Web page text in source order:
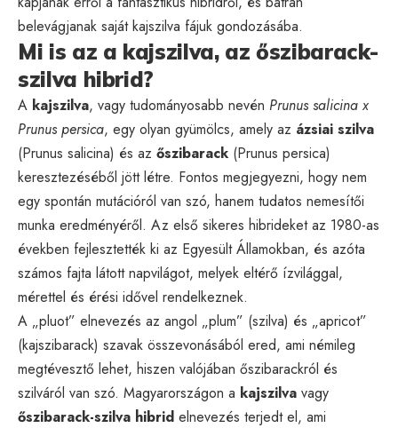
belevágjanak saját kajszilva fájuk gondozásába.
Mi is az a kajszilva, az őszibarack-
szilva hibrid?
A kajszilva, vagy tudományosabb nevén Prunus salicina x
Prunus persica, egy olyan gyümölcs, amely az ázsiai szilva
(Prunus salicina) és az őszibarack (Prunus persica)
keresztezéséből jött létre. Fontos megjegyezni, hogy nem
egy spontán mutációról van szó, hanem tudatos nemesítői
munka eredményéről. Az első sikeres hibrideket az 1980-as
években fejlesztették ki az Egyesült Államokban, és azóta
számos fajta látott napvilágot, melyek eltérő ízvilággal,
mérettel és érési idővel rendelkeznek.
A „pluot” elnevezés az angol „plum” (szilva) és „apricot”
(kajszibarack) szavak összevonásából ered, ami némileg
megtévesztő lehet, hiszen valójában őszibarackról és
szilváról van szó. Magyarországon a kajszilva vagy
őszibarack-szilva hibrid elnevezés terjedt el, ami